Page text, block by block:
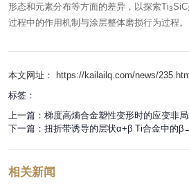
形态和元素分布等方面的差异，以探索Ti3SiC
过程中的作用机制与涂层整体磨损行为过程。
本文网址： https://kailailq.com/news/
标签：
上一篇： 梯度高熵合金塑性变形时的应变非
下一篇： 扭折带诱导的层状α+β Ti合金中的
相关新闻